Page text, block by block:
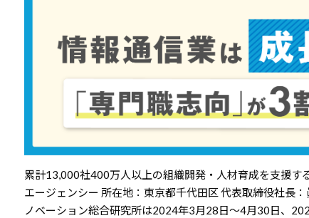
累計13,000社400万人以上の組織開発・人材育成を支援す
エージェンシー 所在地：東京都千代田区 代表取締役社長
ノベーション総合研究所は2024年3月28日～4月30日、